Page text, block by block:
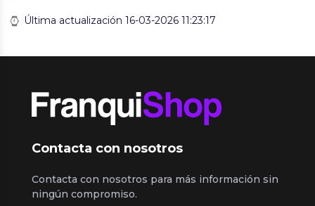
Última actualización 16-03-2026 11:23:17
Contacta con nosotros
Contacta con nosotros para más información sin
ningún compromiso.